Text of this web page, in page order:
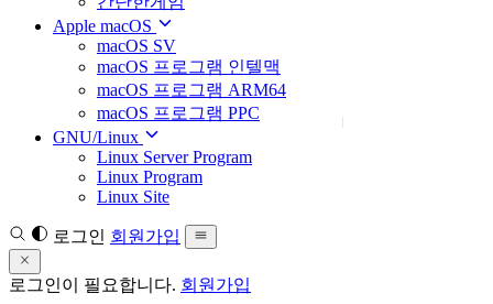
Apple macOS
macOS SV
macOS 프로그램 인텔맥
macOS 프로그램 ARM64
macOS 프로그램 PPC
GNU/Linux
Linux Server Program
Linux Program
Linux Site
로그인 회원가입
로그인이 필요합니다. 회원가입